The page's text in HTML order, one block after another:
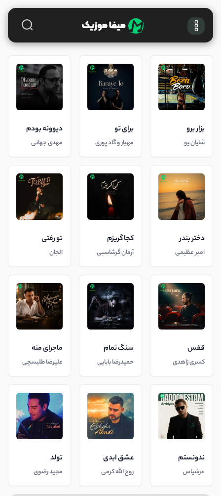
بزار برو
شایان یو
برای تو
مهیار و گاد پوری
دیوونه بودم
مهدی جهانی
دختر بندر
امیر عظیمی
کجا گریزم
آرمان گرشاسبی
تو رفتی
الجان
قفس
کسری زاهدی
سنگ تمام
حمیدرضا بابایی
ماجرای منه
علیرضا طلیسچی
ندونستم
عرشیاس
عشق ابدی
روح الله کرمی
تولد
مجید رضوی